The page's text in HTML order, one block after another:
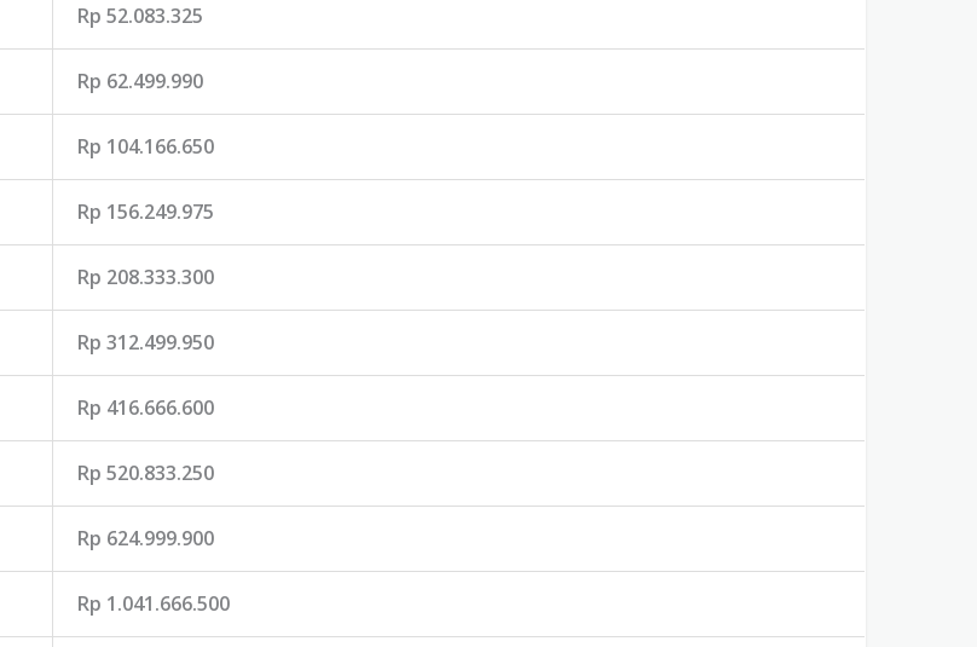
Rp 52.083.325
Rp 62.499.990
Rp 104.166.650
Rp 156.249.975
Rp 208.333.300
Rp 312.499.950
Rp 416.666.600
Rp 520.833.250
Rp 624.999.900
Rp 1.041.666.500